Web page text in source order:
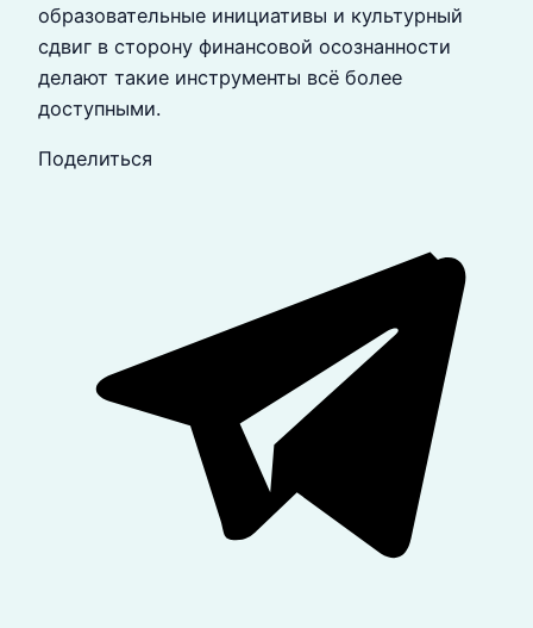
образовательные инициативы и культурный
сдвиг в сторону финансовой осознанности
делают такие инструменты всё более
доступными.
Поделиться